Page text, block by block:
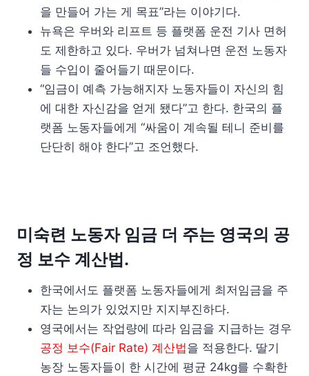
을 만들어 가는 게 목표”라는 이야기다.
뉴욕은 우버와 리프트 등 플랫폼 운전 기사 면허
도 제한하고 있다. 우버가 넘쳐나면 운전 노동자
들 수입이 줄어들기 때문이다.
“임금이 예측 가능해지자 노동자들이 자신의 힘
에 대한 자신감을 얻게 됐다”고 한다. 한국의 플
랫폼 노동자들에게 “싸움이 계속될 테니 준비를
단단히 해야 한다”고 조언했다.
미숙련 노동자 임금 더 주는 영국의 공
정 보수 계산법.
한국에서도 플랫폼 노동자들에게 최저임금을 주
자는 논의가 있었지만 지지부진하다.
영국에서는 작업량에 따라 임금을 지급하는 경우
공정 보수(Fair Rate) 계산법을 적용한다. 딸기
농장 노동자들이 한 시간에 평균 24kg를 수확한